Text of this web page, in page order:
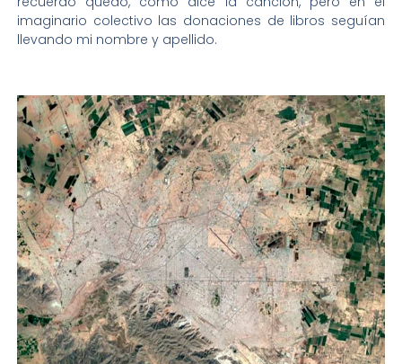
imaginario colectivo las donaciones de libros seguían
llevando mi nombre y apellido.